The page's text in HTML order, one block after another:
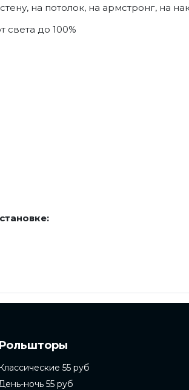
на потолок, на армстронг, на
света до 100%
Рольшторы
55 руб
ночь 55 руб